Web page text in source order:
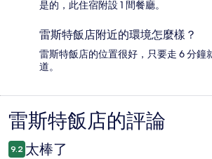
是的，此住宿附設 1 間餐廳。
雷斯特飯店附近的環境怎麼樣？
雷斯特飯店的位置很好，只要走 6 分鐘
道。
評
論
雷斯特飯店的評論
9.2 太棒了